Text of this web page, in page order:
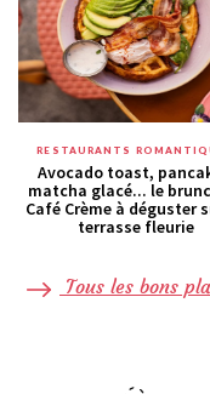
RESTAURANTS
Avocado toast,
matcha glacé... le
Café Crème à déguster
terrasse fleurie
Tous les bons